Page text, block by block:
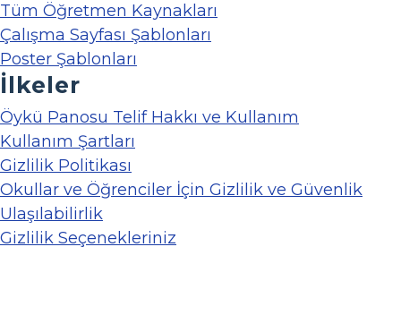
Tüm Öğretmen Kaynakları
Çalışma Sayfası Şablonları
Poster Şablonları
İlkeler
Öykü Panosu Telif Hakkı ve Kullanım
Kullanım Şartları
Gizlilik Politikası
Okullar ve Öğrenciler İçin Gizlilik ve Güvenlik
Ulaşılabilirlik
Gizlilik Seçenekleriniz